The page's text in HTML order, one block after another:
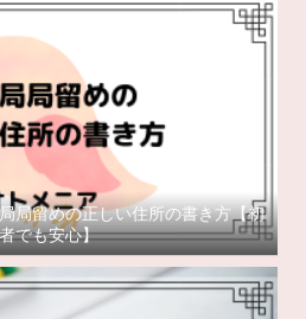
局留めの正しい住所の書き方【初
でも安心】